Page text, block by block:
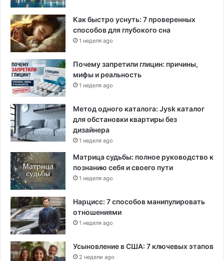
Как быстро уснуть: 7 проверенных
способов для глубокого сна
1 неделя ago
Почему запретили глицин: причины,
мифы и реальность
1 неделя ago
Метод одного каталога: Jysk каталог
для обстановки квартиры без
дизайнера
1 неделя ago
Матрица судьбы: полное руководство к
познанию себя и своего пути
1 неделя ago
Нарцисс: 7 способов манипулировать
отношениями
1 неделя ago
Усыновление в США: 7 ключевых этапов
2 недели ago